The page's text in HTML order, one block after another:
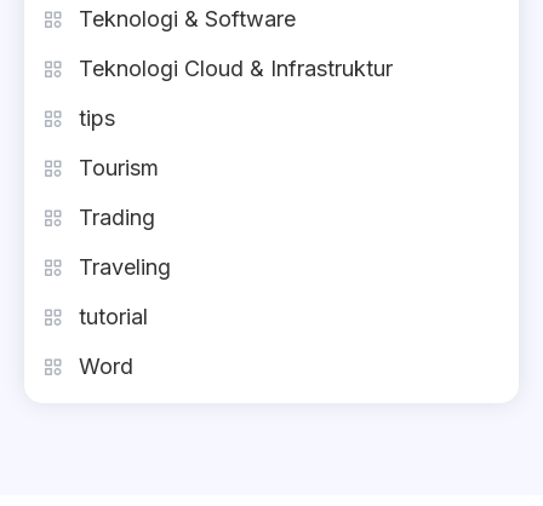
Teknologi & Software
Teknologi Cloud & Infrastruktur
tips
Tourism
Trading
Traveling
tutorial
Word